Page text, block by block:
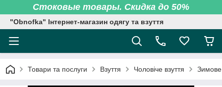
Стоковые товары. Скидка до 50%
"Obnofka" Інтернет-магазин одягу та взуття
Товари та послуги Взуття Чоловіче взуття Зимове